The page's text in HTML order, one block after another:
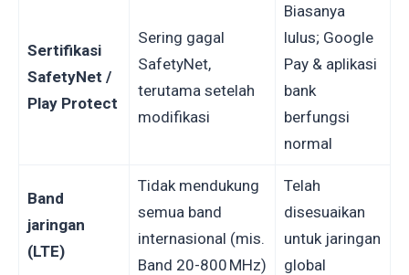
Sertifikasi
SafetyNet /
Play Protect
Sering gagal
SafetyNet,
terutama setelah
modifikasi
Biasanya
lulus; Google
Pay & aplikasi
bank
berfungsi
normal
Band
jaringan
(LTE)
Tidak mendukung
semua band
internasional (mis.
Band 20-800 MHz)
Telah
disesuaikan
untuk jaringan
global